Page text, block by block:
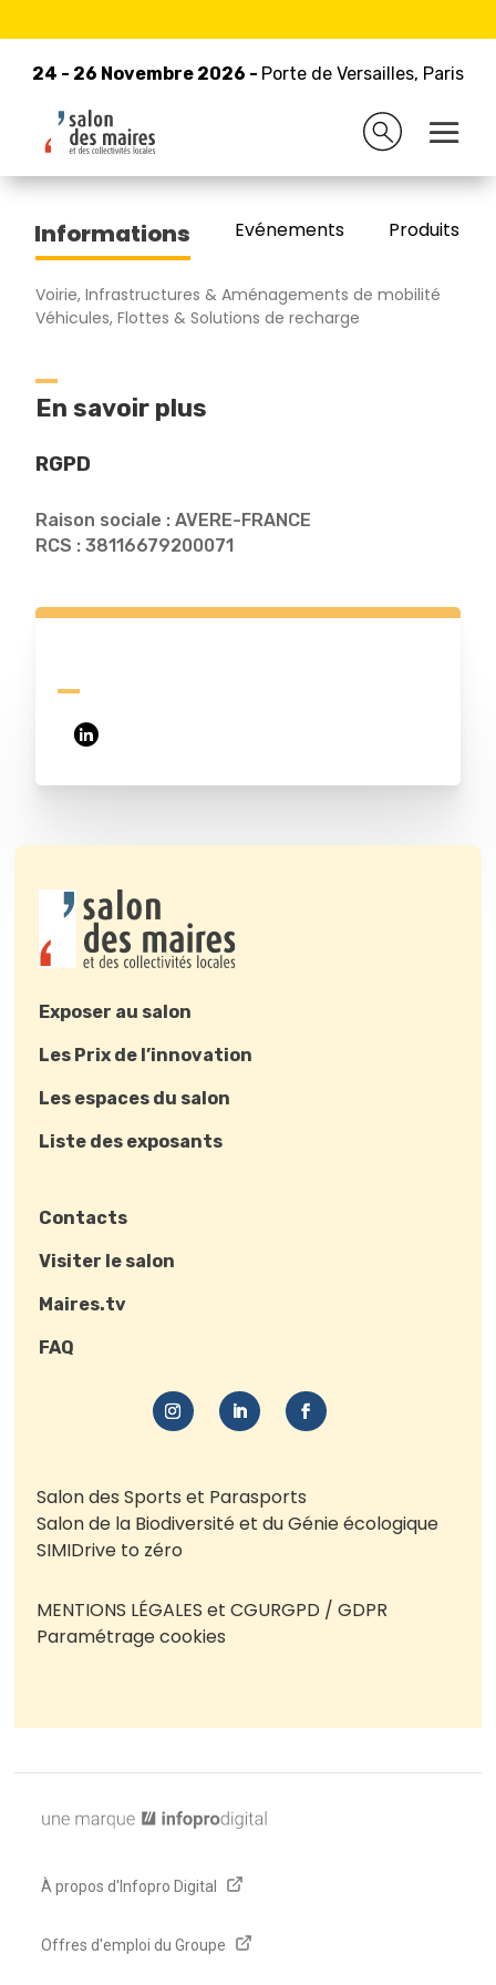
24 - 26 Novembre 2026 - Porte de Versailles, Paris
24 - 26 Novembre 2026 - Porte de Versailles, Paris
Retour à la liste des exposants
AVERE-FRANCE
Informations Evénements Produits/
Voirie, Infrastructures & Aménagements de mobilité
Véhicules, Flottes & Solutions de recharge
En savoir plus
RGPD
Raison sociale : AVERE-FRANCE
RCS : 38116679200071
Exposer au salon
Les Prix de l’innovation
Les espaces du salon
Liste des exposants
Contacts
Visiter le salon
Maires.tv
FAQ
Salon des Sports et Parasports
Salon de la Biodiversité et du Génie écologique
SIMIDrive to zéro
MENTIONS LÉGALES et CGURGPD / GDPR
Paramétrage cookies